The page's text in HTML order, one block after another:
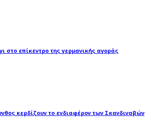
στο επίκεντρο της γερμανικής αγοράς
κερδίζουν το ενδιαφέρον των Σκανδιναβών